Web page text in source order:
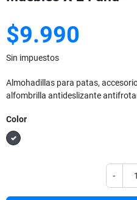
$9.990
Sin impuestos
Almohadillas para patas,
alfombrilla antideslizante
Color
Negro
-